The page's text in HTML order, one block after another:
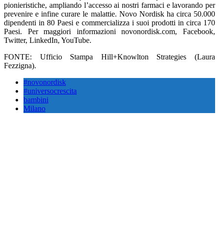
pionieristiche, ampliando l’accesso ai nostri farmaci e lavorando per
prevenire e infine curare le malattie. Novo Nordisk ha circa 50.000
dipendenti in 80 Paesi e commercializza i suoi prodotti in circa 170
Paesi. Per maggiori informazioni novonordisk.com, Facebook,
Twitter, LinkedIn, YouTube.
FONTE: Ufficio Stampa Hill+Knowlton Strategies (Laura
Fezzigna).
#novonordisk
#universocrescita
bambini
Milano